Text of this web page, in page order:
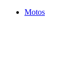
Motos